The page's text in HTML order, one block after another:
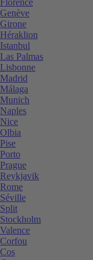
Genève
Girone
Héraklion
Istanbul
Las Palmas
Lisbonne
Madrid
Málaga
Munich
Naples
Nice
Olbia
Pise
Porto
Prague
Reykjavik
Rome
Séville
Split
Stockholm
Valence
Corfou
Cos